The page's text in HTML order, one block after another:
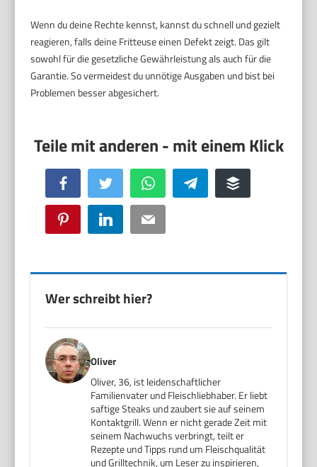
Wenn du deine Rechte kennst, kannst du schnell und gezielt
reagieren, falls deine Fritteuse einen Defekt zeigt. Das gilt
sowohl für die gesetzliche Gewährleistung als auch für die
Garantie. So vermeidest du unnötige Ausgaben und bist bei
Problemen besser abgesichert.
Facebook Twitter WhatsApp Telegram Buffer
Pinterest LinkedIn Email
Wer schreibt hier?
Oliver
Oliver, 36, ist leidenschaftlicher
Familienvater und Fleischliebhaber. Er liebt
saftige Steaks und zaubert sie auf seinem
Kontaktgrill. Wenn er nicht gerade Zeit mit
seinem Nachwuchs verbringt, teilt er
Rezepte und Tipps rund um Fleischqualität
und Grilltechnik, um Leser zu inspirieren,